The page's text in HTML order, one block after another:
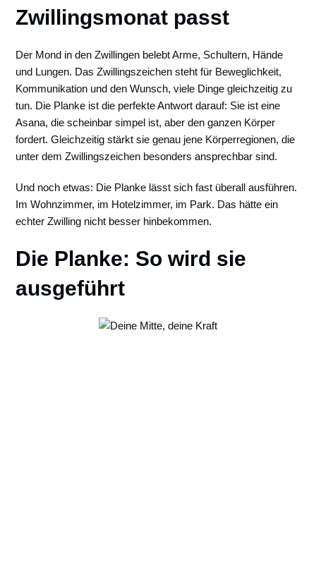
Zwillingsmonat passt
Der Mond in den Zwillingen belebt Arme, Schultern, Hände
und Lungen. Das Zwillingszeichen steht für Beweglichkeit,
Kommunikation und den Wunsch, viele Dinge gleichzeitig zu
tun. Die Planke ist die perfekte Antwort darauf: Sie ist eine
Asana, die scheinbar simpel ist, aber den ganzen Körper
fordert. Gleichzeitig stärkt sie genau jene Körperregionen, die
unter dem Zwillingszeichen besonders ansprechbar sind.
Und noch etwas: Die Planke lässt sich fast überall ausführen.
Im Wohnzimmer, im Hotelzimmer, im Park. Das hätte ein
echter Zwilling nicht besser hinbekommen.
Die Planke: So wird sie
ausgeführt